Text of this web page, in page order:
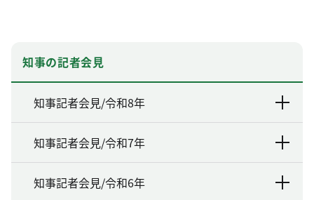
知事の記者会見
知事記者会見/令和8年
知事記者会見/令和7年
知事記者会見/令和6年